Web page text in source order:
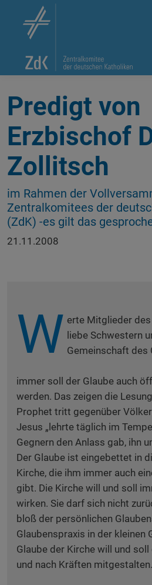
Predigt von
Erzbischof
Zollitsch
im Rahmen der
Zentralkomitees der
(ZdK) -es gilt das
21.11.2008
W erte Mitglieder
liebe Schwestern
Gemeinschaft des
immer soll der Glaube auch
werden. Das zeigen die
Prophet tritt gegenüber
Jesus „lehrte täglich im
Gegnern den Anlass gab, ihn
Der Glaube ist eingebettet in
Kirche, die ihm immer auch
gibt. Die Kirche will und soll
wirken. Sie darf sich nicht
bloß der persönlichen
Glaubenspraxis in der kleinen
Glaube der Kirche will und
und nach Kräften mitgestalten.